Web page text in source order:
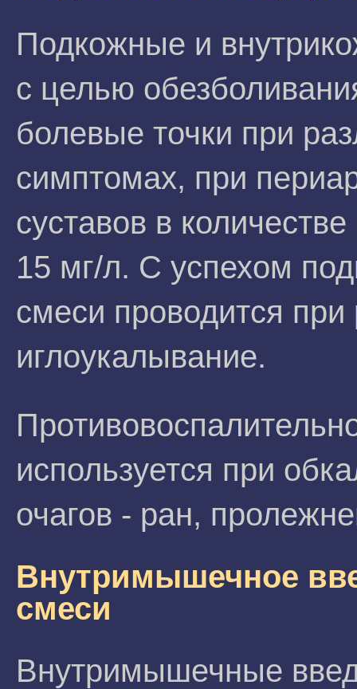
Подкожные и
с целью
болевые точки при
симптомах, при
суставов в
15 мг/л. С успехом
смеси проводится
иглоукалывание.
используется при
очагов - ран,
Внутримышечное
смеси
Внутримышечные